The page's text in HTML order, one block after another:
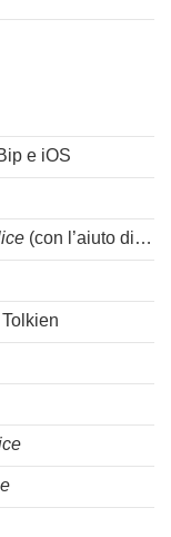
e iOS
(con l’aiuto di Spok)